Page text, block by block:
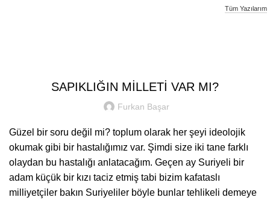
Tüm Yazılarım
SAPIKLIĞIN MİLLETİ VAR MI?
Furkan Başar
Güzel bir soru değil mi? toplum olarak her şeyi ideolojik
okumak gibi bir hastalığımız var. Şimdi size iki tane farklı
olaydan bu hastalığı anlatacağım. Geçen ay Suriyeli bir
adam küçük bir kızı taciz etmiş tabi bizim kafataslı
milliyetçiler bakın Suriyeliler böyle bunlar tehlikeli demeye